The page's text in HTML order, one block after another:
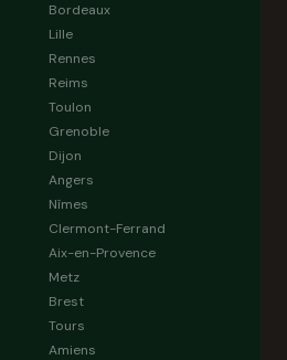
Bordeaux
Lille
Rennes
Reims
Toulon
Grenoble
Dijon
Angers
Nîmes
Clermont-Ferrand
Aix-en-Provence
Metz
Brest
Tours
Amiens